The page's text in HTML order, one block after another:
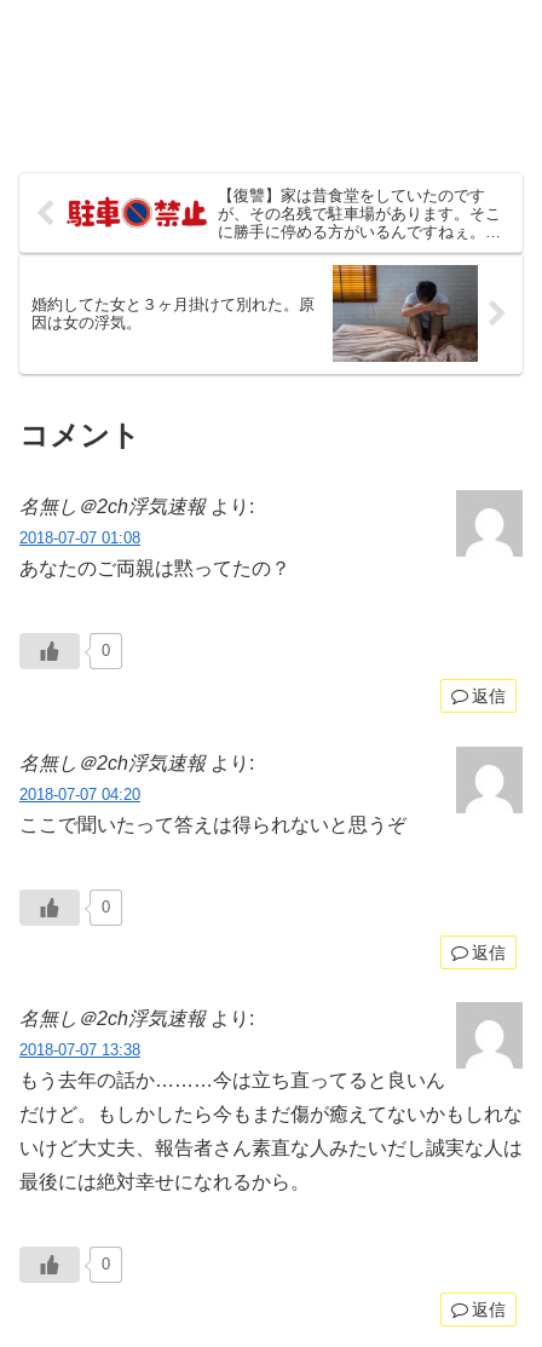
【復讐】家は昔食堂をしていたのです
が、その名残で駐車場があります。そこ
に勝手に停める方がいるんですねぇ。大
体、夜に停められます。
婚約してた女と３ヶ月掛けて別れた。原
因は女の浮気。
コメント
名無し＠2ch浮気速報 より:
2018-07-07 01:08
あなたのご両親は黙ってたの？
0
返信
名無し＠2ch浮気速報 より:
2018-07-07 04:20
ここで聞いたって答えは得られないと思うぞ
0
返信
名無し＠2ch浮気速報 より:
2018-07-07 13:38
もう去年の話か………今は立ち直ってると良いん
だけど。もしかしたら今もまだ傷が癒えてないかもしれな
いけど大丈夫、報告者さん素直な人みたいだし誠実な人は
最後には絶対幸せになれるから。
0
返信